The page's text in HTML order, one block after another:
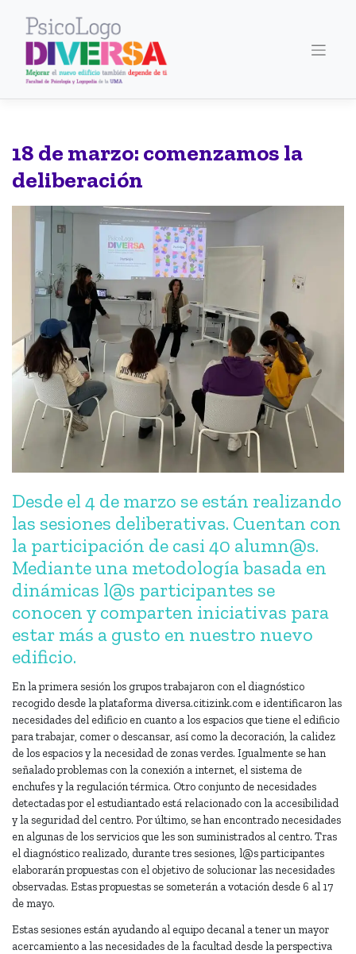
contenido
18 de marzo: comenzamos la
deliberación
Desde el 4 de marzo se están realizando
las sesiones deliberativas. Cuentan con
la participación de casi 40 alumn@s.
Mediante una metodología basada en
dinámicas l@s participantes se
conocen y comparten iniciativas para
estar más a gusto en nuestro nuevo
edificio.
En la primera sesión los grupos trabajaron con el diagnóstico
recogido desde la plataforma diversa.citizink.com e identificaron las
necesidades del edificio en cuanto a los espacios que tiene el edificio
para trabajar, comer o descansar, así como la decoración, la calidez
de los espacios y la necesidad de zonas verdes. Igualmente se han
señalado problemas con la conexión a internet, el sistema de
enchufes y la regulación térmica. Otro conjunto de necesidades
detectadas por el estudiantado está relacionado con la accesibilidad
y la seguridad del centro. Por último, se han encontrado necesidades
en algunas de los servicios que les son suministrados al centro. Tras
el diagnóstico realizado, durante tres sesiones, l@s participantes
elaborarán propuestas con el objetivo de solucionar las necesidades
observadas. Estas propuestas se someterán a votación desde 6 al 17
de mayo.
Estas sesiones están ayudando al equipo decanal a tener un mayor
acercamiento a las necesidades de la facultad desde la perspectiva